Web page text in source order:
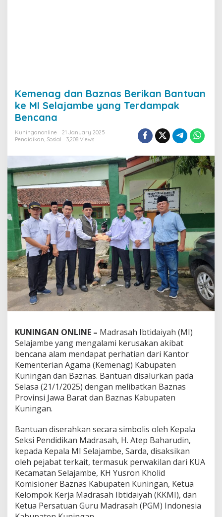
Kemenag dan Baznas Berikan Bantuan
ke MI Selajambe yang Terdampak
Bencana
Kuninganonline
21 January 2025
Pendidikan, Sosial 3,208 Views
KUNINGAN ONLINE – Madrasah Ibtidaiyah (MI)
Selajambe yang mengalami kerusakan akibat
bencana alam mendapat perhatian dari Kantor
Kementerian Agama (Kemenag) Kabupaten
Kuningan dan Baznas. Bantuan disalurkan pada
Selasa (21/1/2025) dengan melibatkan Baznas
Provinsi Jawa Barat dan Baznas Kabupaten
Kuningan.
Bantuan diserahkan secara simbolis oleh Kepala
Seksi Pendidikan Madrasah, H. Atep Baharudin,
kepada Kepala MI Selajambe, Sarda, disaksikan
oleh pejabat terkait, termasuk perwakilan dari KUA
Kecamatan Selajambe, KH Yusron Kholid
Komisioner Baznas Kabupaten Kuningan, Ketua
Kelompok Kerja Madrasah Ibtidaiyah (KKMI), dan
Ketua Persatuan Guru Madrasah (PGM) Indonesia